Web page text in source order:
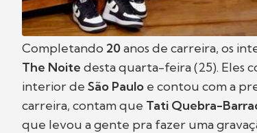
Completando 20anos de carreira, os
The Noite desta quarta-feira (25). Eles
interior de São Paulo e contou com a
carreira, contam que Tati Quebra-
que levou a gente pra fazer uma